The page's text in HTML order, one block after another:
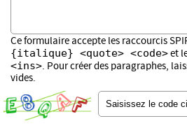
Ce formulaire accepte les raccourcis
{italique} <quote> <code>et
<ins>. Pour créer des paragraphes,
vides.